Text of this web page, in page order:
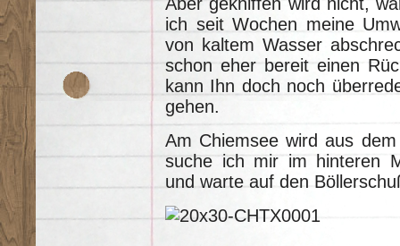
ich seit Wochen meine
von kaltem Wasser
schon eher bereit einen
kann Ihn doch noch
gehen.
Am Chiemsee wird aus
suche ich mir im hinteren
und warte auf den